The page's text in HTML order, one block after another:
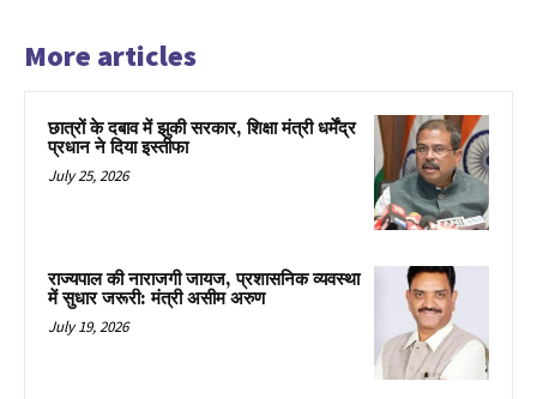
More articles
छात्रों के दबाव में झुकी सरकार, शिक्षा मंत्री धर्मेंद्र
प्रधान ने दिया इस्तीफा
July 25, 2026
राज्यपाल की नाराजगी जायज, प्रशासनिक व्यवस्था
में सुधार जरूरी: मंत्री असीम अरुण
July 19, 2026